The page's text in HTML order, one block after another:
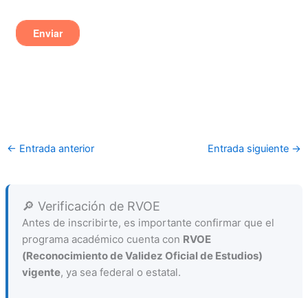
← Entrada anterior Entrada siguiente →
🔎 Verificación de RVOE
Antes de inscribirte, es importante confirmar que el
programa académico cuenta con RVOE
(Reconocimiento de Validez Oficial de Estudios)
vigente, ya sea federal o estatal.